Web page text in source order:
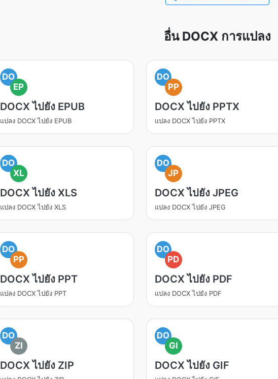
อื่น DOCX การแปลง
DO
EP
DOCX ไปยัง EPUB
แปลง DOCX ไปยัง EPUB
DO
PP
DOCX ไปยัง PPTX
แปลง DOCX ไปยัง PPTX
DO
XL
DOCX ไปยัง XLS
แปลง DOCX ไปยัง XLS
DO
JP
DOCX ไปยัง JPEG
แปลง DOCX ไปยัง JPEG
DO
PP
DOCX ไปยัง PPT
แปลง DOCX ไปยัง PPT
DO
PD
DOCX ไปยัง PDF
แปลง DOCX ไปยัง PDF
DO
ZI
DOCX ไปยัง ZIP
DO
GI
DOCX ไปยัง GIF